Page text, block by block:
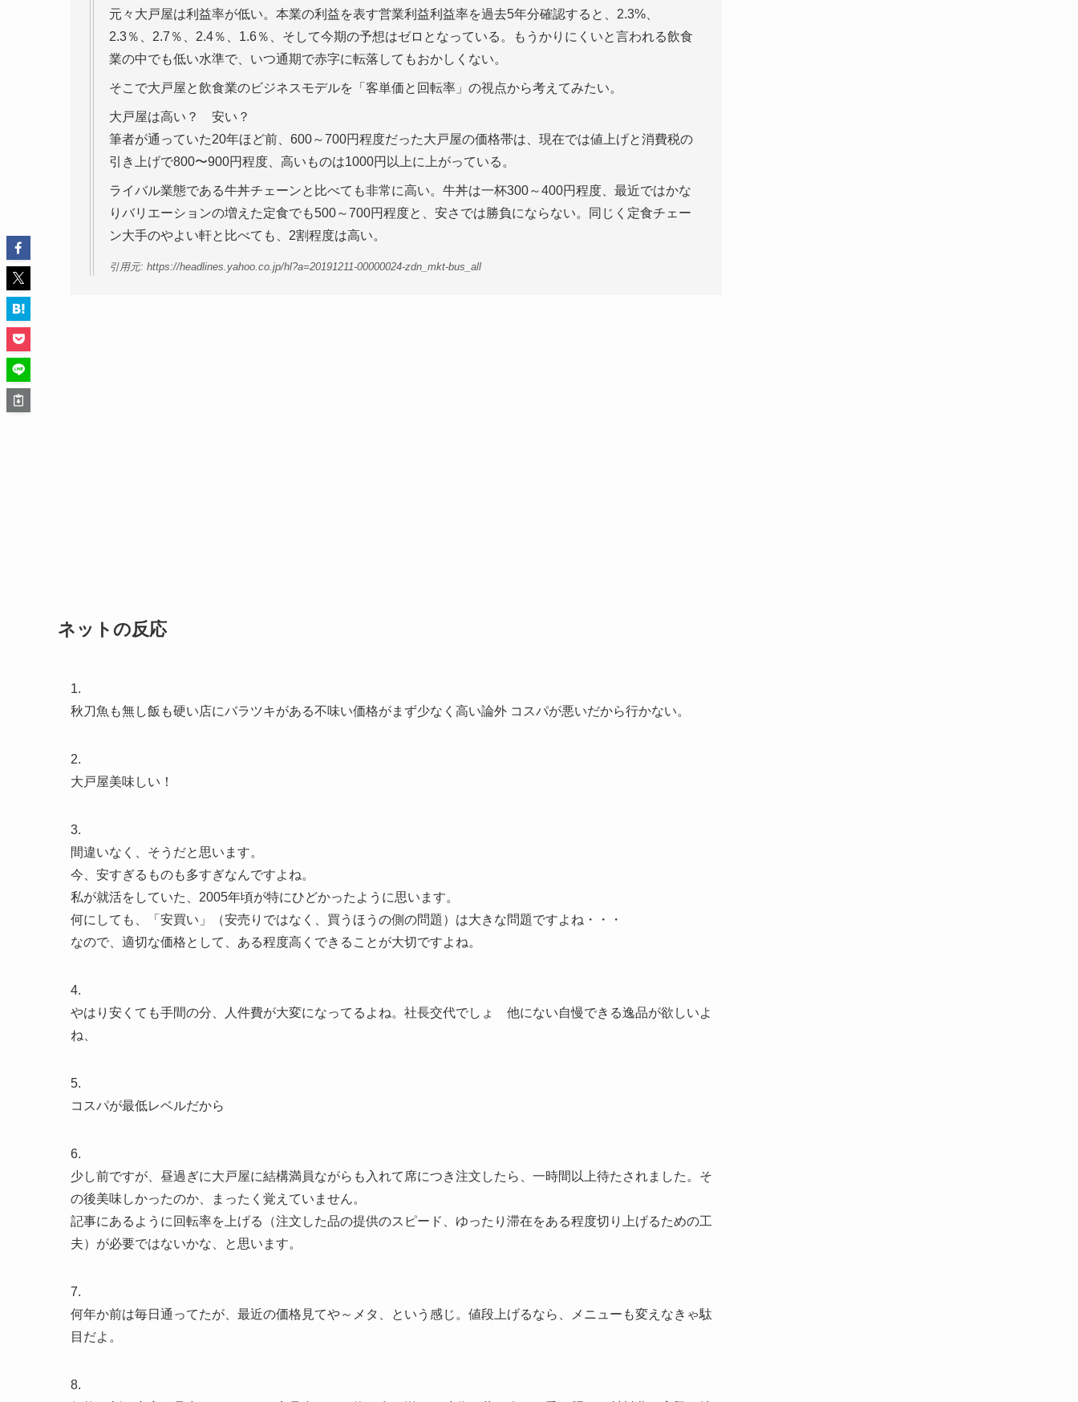
元々大戸屋は利益率が低い。本業の利益を表す営業利益利益率を過去5年分確認すると、2.3%、
2.3％、2.7％、2.4％、1.6％、そして今期の予想はゼロとなっている。もうかりにくいと言われる飲食
業の中でも低い水準で、いつ通期で赤字に転落してもおかしくない。
そこで大戸屋と飲食業のビジネスモデルを「客単価と回転率」の視点から考えてみたい。
大戸屋は高い？ 安い？
筆者が通っていた20年ほど前、600～700円程度だった大戸屋の価格帯は、現在では値上げと消費税の
引き上げで800〜900円程度、高いものは1000円以上に上がっている。
ライバル業態である牛丼チェーンと比べても非常に高い。牛丼は一杯300～400円程度、最近ではかな
りバリエーションの増えた定食でも500～700円程度と、安さでは勝負にならない。同じく定食チェー
ン大手のやよい軒と比べても、2割程度は高い。
引用元: https://headlines.yahoo.co.jp/hl?a=20191211-00000024-zdn_mkt-bus_all
ネットの反応
1.
秋刀魚も無し飯も硬い店にバラツキがある不味い価格がまず少なく高い論外️ コスパが悪いだから行かない。
2.
大戸屋美味しい！
3.
間違いなく、そうだと思います。
今、安すぎるものも多すぎなんですよね。
私が就活をしていた、2005年頃が特にひどかったように思います。
何にしても、「安買い」（安売りではなく、買うほうの側の問題）は大きな問題ですよね・・・
なので、適切な価格として、ある程度高くできることが大切ですよね。
4.
やはり安くても手間の分、人件費が大変になってるよね。社長交代でしょ 他にない自慢できる逸品が欲しいよ
ね、
5.
コスパが最低レベルだから
6.
少し前ですが、昼過ぎに大戸屋に結構満員ながらも入れて席につき注文したら、一時間以上待たされました。そ
の後美味しかったのか、まったく覚えていません。
記事にあるように回転率を上げる（注文した品の提供のスピード、ゆったり滞在をある程度切り上げるための工
夫）が必要ではないかな、と思います。
7.
何年か前は毎日通ってたが、最近の価格見てや～メタ、という感じ。値段上げるなら、メニューも変えなきゃ駄
目だよ。
8.